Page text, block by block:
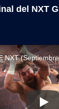
del NXT
NXT